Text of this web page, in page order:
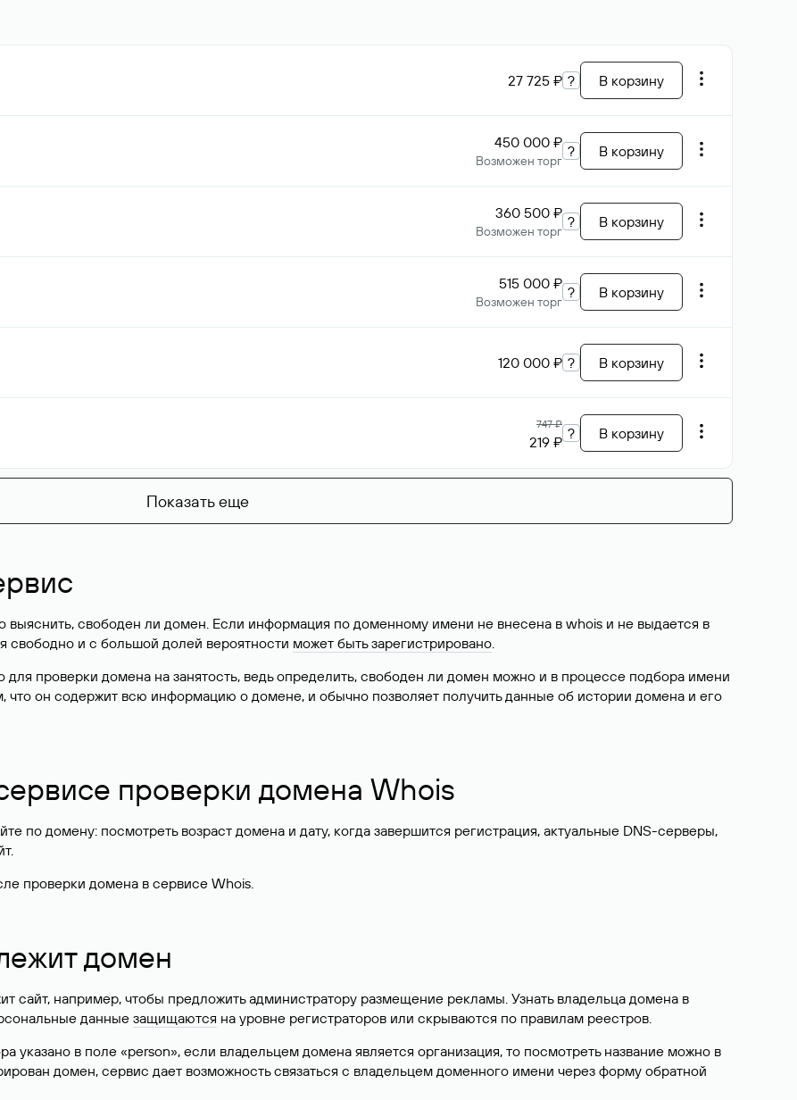
27 725 ₽ ? В корзину
450 000 ₽
Возможен торг
? В корзину
360 500 ₽
Возможен торг
? В корзину
515 000 ₽
Возможен торг
? В корзину
120 000 ₽ ? В корзину
747 ₽
219 ₽ ? В корзину
Показать еще
выяснить, свободен ли домен. Если информация по доменному имени не внесена в whois и не выдается в
свободно и с большой долей вероятности может быть зарегистрировано.
проверки домена на занятость, ведь определить, свободен ли домен можно и в процессе подбора имени
что он содержит всю информацию о домене, и обычно позволяет получить данные об истории домена и его
проверки домена Whois
по домену: посмотреть возраст домена и дату, когда завершится регистрация, актуальные DNS-серверы,
проверки домена в сервисе Whois.
домен
сайт, например, чтобы предложить администратору размещение рекламы. Узнать владельца домена в
данные защищаются на уровне регистраторов или скрываются по правилам реестров.
указано в поле «person», если владельцем домена является организация, то посмотреть название можно в
домен, сервис дает возможность связаться с владельцем доменного имени через форму обратной